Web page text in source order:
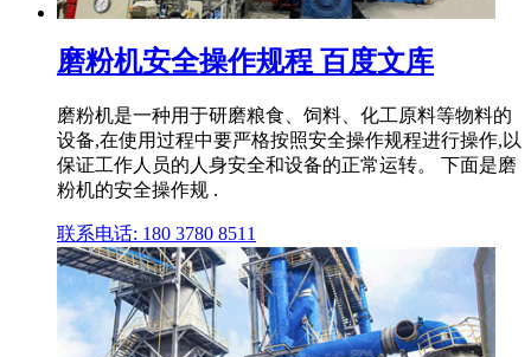
磨粉机安全操作规程 百度文库
磨粉机是一种用于研磨粮食、饲料、化工原料等物料的
设备,在使用过程中要严格按照安全操作规程进行操作,以
保证工作人员的人身安全和设备的正常运转。 下面是磨
粉机的安全操作规 .
联系电话: 180 3780 8511